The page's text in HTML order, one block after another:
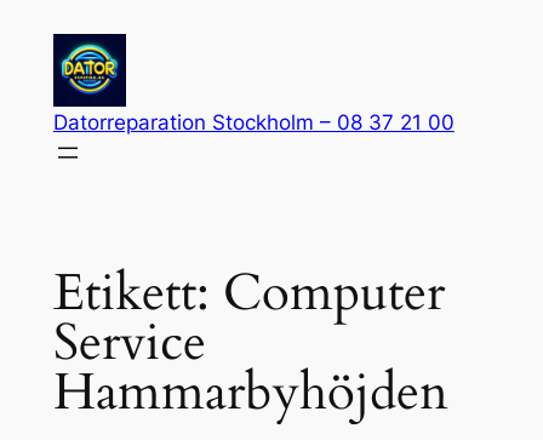
innehåll
Datorreparation Stockholm – 08 37 21 00
Etikett: Computer
Service
Hammarbyhöjden